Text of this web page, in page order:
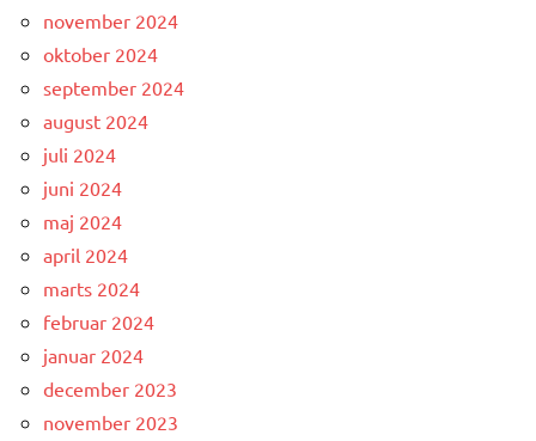
november 2024
oktober 2024
september 2024
august 2024
juli 2024
juni 2024
maj 2024
april 2024
marts 2024
februar 2024
januar 2024
december 2023
november 2023